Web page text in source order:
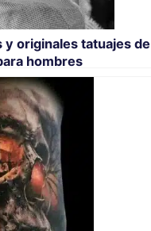
y originales tatuajes de
hombres